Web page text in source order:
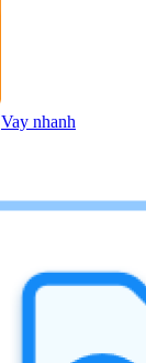
Vay nhanh